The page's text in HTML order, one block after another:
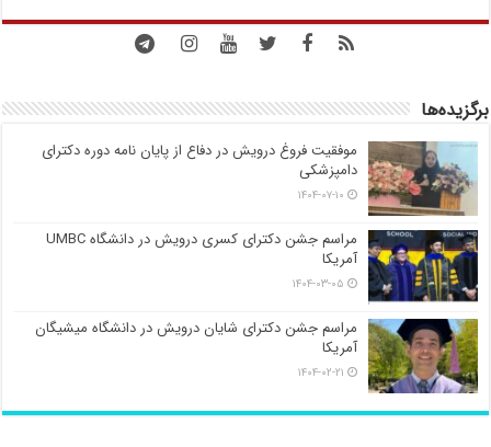
برگزیده‌ها
موفقیت فروغ درویش در دفاع از پایان نامه دوره دکترای
دامپزشکی
۱۴۰۴-۰۷-۱۰
مراسم جشن دکترای کسری درویش در دانشگاه UMBC
آمریکا
۱۴۰۴-۰۳-۰۵
مراسم جشن دکترای شایان درویش در دانشگاه میشیگان
آمریکا
۱۴۰۴-۰۲-۲۱